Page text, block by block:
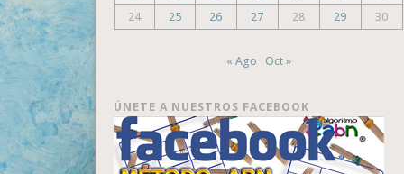
24
25 26 27 28 29 30
« Ago Oct »
ÚNETE A NUESTROS FACEBOOK